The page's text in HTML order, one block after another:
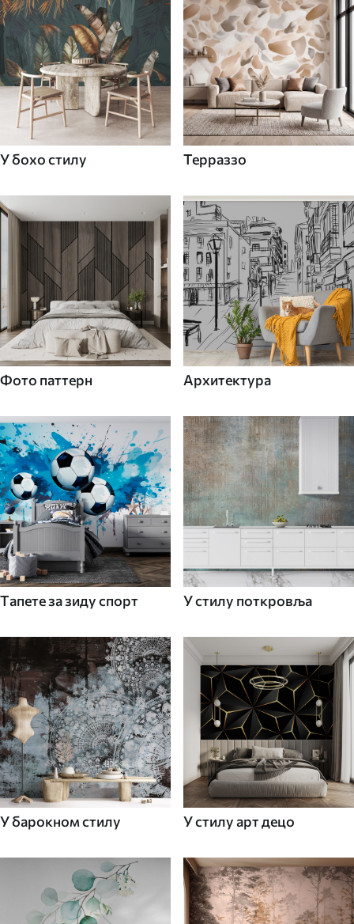
У бохо стилу Терраззо
Фото паттерн Архитектура
Tапете за зиду спорт У стилу поткровља
У барокном стилу У стилу арт децо